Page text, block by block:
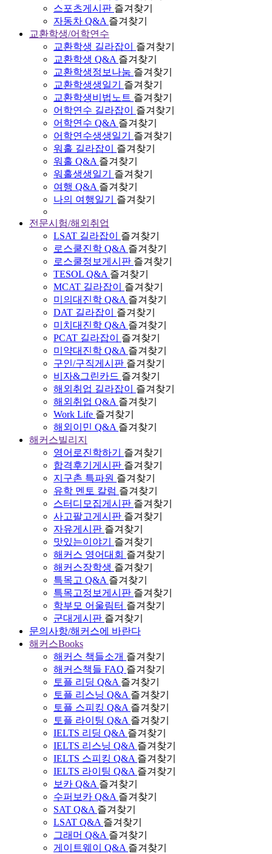
스포츠게시판 즐겨찾기
자동차 Q&A 즐겨찾기
교환학생/어학연수
교환학생 길라잡이
즐겨찾기
교환학생 Q&A 즐겨찾기
교환학생정보나눔 즐겨찾기
교환학생생일기
즐겨찾기
교환학생비법노트 즐겨찾기
어학연수 길라잡이
즐겨찾기
어학연수 Q&A 즐겨찾기
어학연수생생일기
즐겨찾기
워홀 길라잡이
즐겨찾기
워홀 Q&A 즐겨찾기
워홀생생일기
즐겨찾기
여행 Q&A 즐겨찾기
나의 여행일기
즐겨찾기
전문시험/해외취업
LSAT 길라잡이
즐겨찾기
로스쿨진학 Q&A 즐겨찾기
로스쿨정보게시판 즐겨찾기
TESOL Q&A 즐겨찾기
MCAT 길라잡이
즐겨찾기
미의대진학 Q&A 즐겨찾기
DAT 길라잡이
즐겨찾기
미치대진학 Q&A 즐겨찾기
PCAT 길라잡이
즐겨찾기
미약대진학 Q&A 즐겨찾기
구인/구직게시판 즐겨찾기
비자&그린카드 즐겨찾기
해외취업 길라잡이
즐겨찾기
해외취업 Q&A 즐겨찾기
Work Life 즐겨찾기
해외이민 Q&A 즐겨찾기
해커스빌리지
영어로진학하기
즐겨찾기
합격후기게시판 즐겨찾기
지구촌 특파원 즐겨찾기
유학 멘토 칼럼 즐겨찾기
스터디모집게시판 즐겨찾기
사고팔고게시판 즐겨찾기
자유게시판 즐겨찾기
맛있는이야기
즐겨찾기
해커스 영어대회 즐겨찾기
해커스장학생 즐겨찾기
특목고 Q&A 즐겨찾기
특목고정보게시판 즐겨찾기
학부모 어울림터 즐겨찾기
군대게시판 즐겨찾기
문의사항/해커스에 바란다
해커스Books
해커스 책들소개 즐겨찾기
해커스책들 FAQ 즐겨찾기
토플 리딩 Q&A 즐겨찾기
토플 리스닝 Q&A 즐겨찾기
토플 스피킹 Q&A 즐겨찾기
토플 라이팅 Q&A 즐겨찾기
IELTS 리딩 Q&A 즐겨찾기
IELTS 리스닝 Q&A 즐겨찾기
IELTS 스피킹 Q&A 즐겨찾기
IELTS 라이팅 Q&A 즐겨찾기
보카 Q&A 즐겨찾기
수퍼보카 Q&A 즐겨찾기
SAT Q&A 즐겨찾기
LSAT Q&A 즐겨찾기
그래머 Q&A 즐겨찾기
게이트웨이 Q&A 즐겨찾기